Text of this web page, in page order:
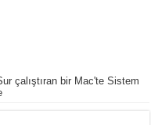
çalıştıran bir Mac'te Sistem